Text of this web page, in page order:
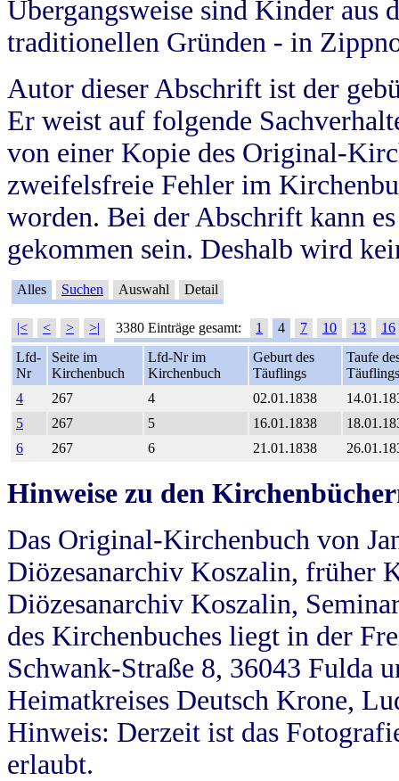
Übergangsweise sind Kinder aus
traditionellen Gründen - in
Autor dieser Abschrift ist der
Er weist auf folgende
von einer Kopie des Original-
zweifelsfreie Fehler im
worden. Bei der Abschrift kann
gekommen sein. Deshalb wird
Alles Suchen Auswahl Detail
|< < > >| 3380 Einträge gesamt: 1 4 7 10 13
16
Lfd-
Nr
Seite im
Kirchenbuch
Lfd-Nr im
Kirchenbuch
Geburt des
Täuflings
Taufe
Täuflings
4
267 4 02.01.1838
5
267 5 16.01.1838
6
267 6 21.01.1838
Hinweise zu den
Das Original-Kirchenbuch von
Diözesanarchiv Koszalin, früher
Diözesanarchiv Koszalin,
des Kirchenbuches liegt in der
Schwank-Straße 8, 36043 Fulda
Heimatkreises Deutsch Krone,
Hinweis: Derzeit ist das
erlaubt.